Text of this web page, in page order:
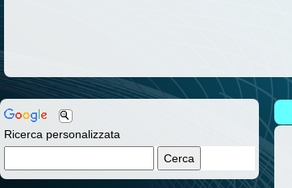
Ricerca personalizzata